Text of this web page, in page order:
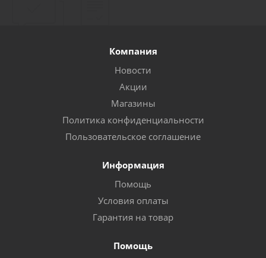
Компания
Новости
Акции
Магазины
Политика конфиденциальности
Пользовательское соглашение
Информация
Помощь
Условия оплаты
Гарантия на товар
Помощь